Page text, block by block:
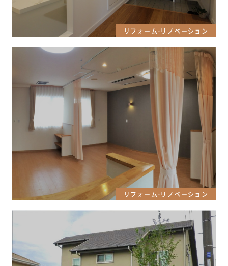
リフォーム-リノベーション
リフォーム-リノベーション